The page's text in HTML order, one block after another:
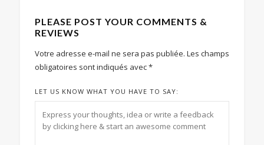
PLEASE POST YOUR COMMENTS &
REVIEWS
Votre adresse e-mail ne sera pas publiée. Les champs
obligatoires sont indiqués avec*
LET US KNOW WHAT YOU HAVE TO SAY: